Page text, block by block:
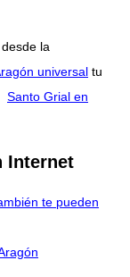
la
universal tu
Santo Grial en
Internet
te pueden